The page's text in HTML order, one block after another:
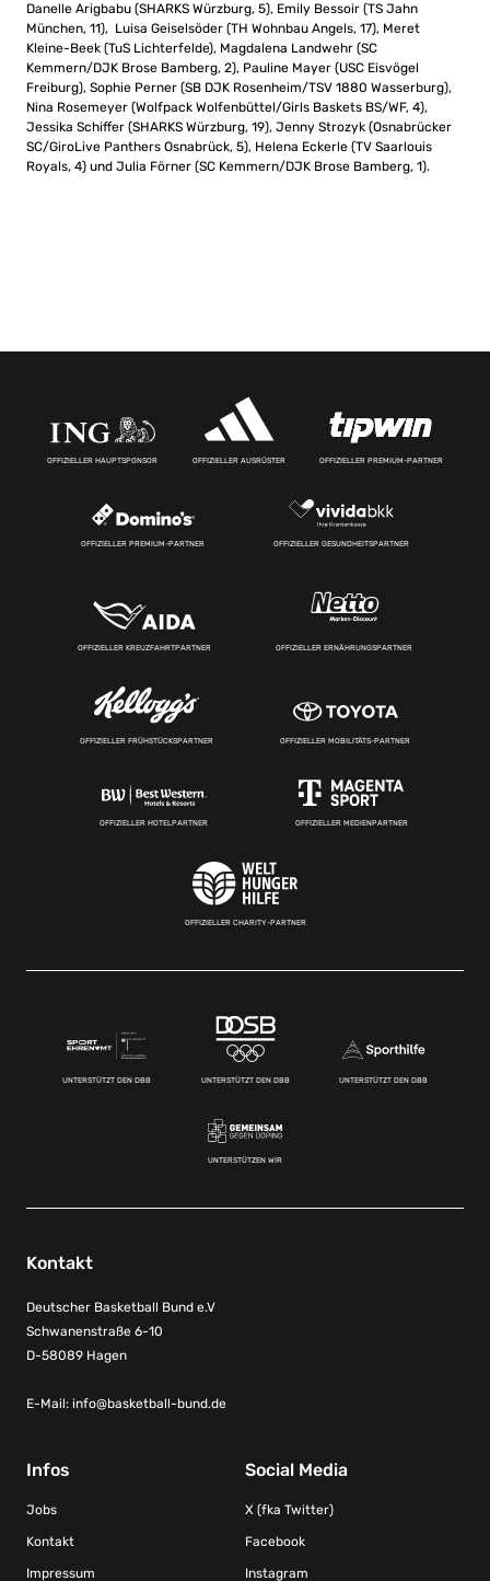
Danelle Arigbabu (SHARKS Würzburg, 5), Emily Bessoir (TS Jahn
München, 11), Luisa Geiselsöder (TH Wohnbau Angels, 17), Meret
Kleine-Beek (TuS Lichterfelde), Magdalena Landwehr (SC
Kemmern/DJK Brose Bamberg, 2), Pauline Mayer (USC Eisvögel
Freiburg), Sophie Perner (SB DJK Rosenheim/TSV 1880 Wasserburg),
Nina Rosemeyer (Wolfpack Wolfenbüttel/Girls Baskets BS/WF, 4),
Jessika Schiffer (SHARKS Würzburg, 19), Jenny Strozyk (Osnabrücker
SC/GiroLive Panthers Osnabrück, 5), Helena Eckerle (TV Saarlouis
Royals, 4) und Julia Förner (SC Kemmern/DJK Brose Bamberg, 1).
OFFIZIELLER HAUPTSPONSOR OFFIZIELLER AUSRÜSTER OFFIZIELLER PREMIUM-PARTNER
OFFIZIELLER PREMIUM-PARTNER OFFIZIELLER GESUNDHEITSPARTNER
OFFIZIELLER KREUZFAHRTPARTNER OFFIZIELLER ERNÄHRUNGSPARTNER
OFFIZIELLER FRÜHSTÜCKSPARTNER OFFIZIELLER MOBILITÄTS-PARTNER
OFFIZIELLER HOTELPARTNER OFFIZIELLER MEDIENPARTNER
OFFIZIELLER CHARITY-PARTNER
UNTERSTÜTZT DEN DBB UNTERSTÜTZT DEN DBB UNTERSTÜTZT DEN DBB
UNTERSTÜTZEN WIR
Kontakt
Deutscher Basketball Bund e.V
Schwanenstraße 6-10
D-58089 Hagen
E-Mail: info@basketball-bund.de
Infos
Jobs
Kontakt
Impressum
Social Media
X (fka Twitter)
Facebook
Instagram